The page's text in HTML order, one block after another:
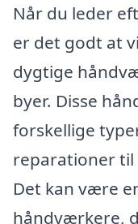
Når du leder
er det godt at
dygtige
byer. Disse
forskellige
reparationer til
Det kan være
håndværkere,